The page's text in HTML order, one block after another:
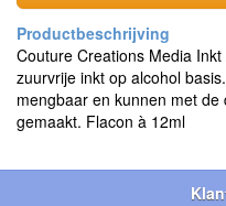
Couture Creations Media
zuurvrije inkt op alcohol
mengbaar en kunnen met
gemaakt. Flacon à 12ml